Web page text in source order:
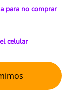
para no comprar
celular